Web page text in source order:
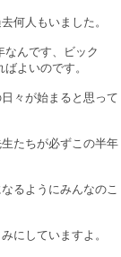
何人もいました。
んです、ビック
よいのです。
々が始まると思って
たちが必ずこの半年
るようにみんなのこ
にしていますよ。